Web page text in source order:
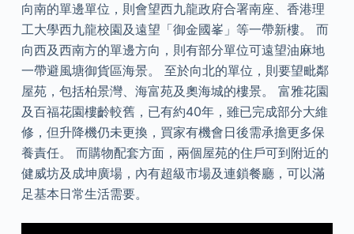
向南的單邊單位，則會望西九龍政府合署南座、香港理
工大學西九龍校園及遠望「御金國峯」等一帶新樓。 而
向西及西南方的單邊方向，則有部分單位可遠望油麻地
一帶避風塘御貨區海景。 至於向北的單位，則要望毗鄰
屋苑，包括柏景灣、海富苑及奧海城的樓景。 富雅花園
及百福花園樓齡較舊，已有約40年，雖已完成部分大維
修，但升降機仍未更換，買家有機會日後需承擔更多保
養責任。 而購物配套方面，兩個屋苑的住戶可到附近的
健威坊及成坤廣場，內有超級市場及連鎖餐廳，可以滿
足基本日常生活需要。